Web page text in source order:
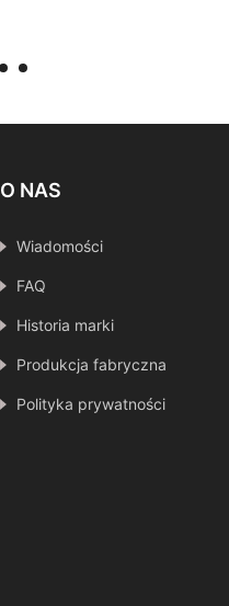
O NAS
Wiadomości
FAQ
Historia marki
Produkcja fabryczna
Polityka prywatności